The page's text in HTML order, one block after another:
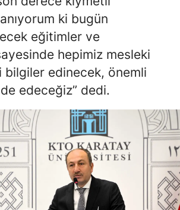
ki bugün
eğitimler ve
hepimiz mesleki
bilgiler edinecek, önemli
edeceğiz” dedi.